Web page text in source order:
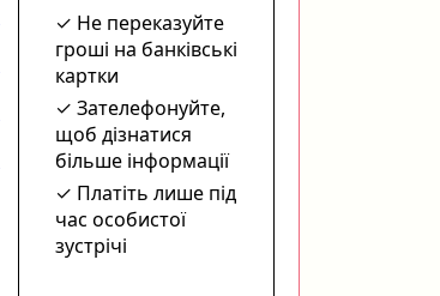
Не переказуйте
гроші на банківські
картки
Зателефонуйте,
щоб дізнатися
більше інформації
Платіть лише під
час особистої
зустрічі